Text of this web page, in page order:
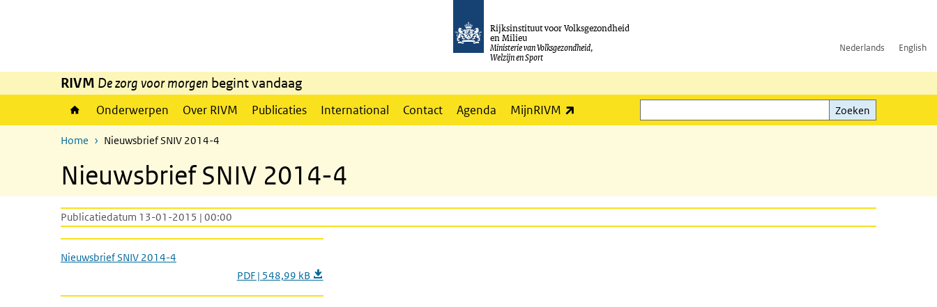
Rijksinstituut voor Volksgezondheid
en Milieu
Ministerie van Volksgezondheid,
Welzijn en Sport
Nederlands English
RIVM De zorg voor morgen begint vandaag
Onderwerpen Over RIVM Publicaties International Contact Agenda MijnRIVM
Zoeken
Zoeken
Home Nieuwsbrief SNIV 2014-4
Nieuwsbrief SNIV 2014-4
Publicatiedatum 13-01-2015 | 00:00
Nieuwsbrief SNIV 2014-4
PDF | 548,99 kB